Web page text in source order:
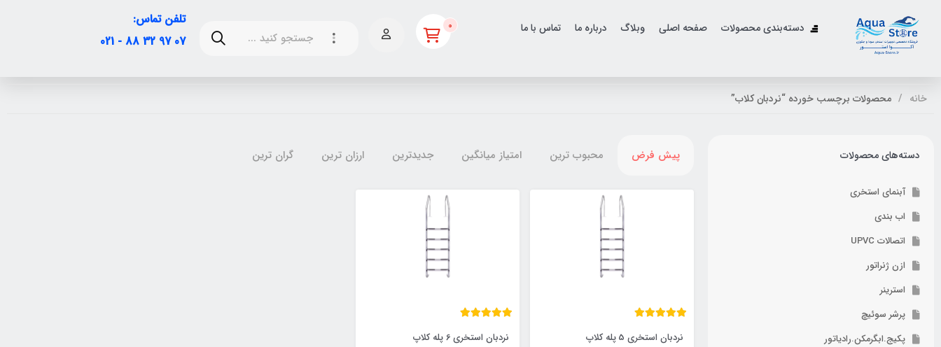
دسته‌بندی محصولات صفحه اصلی وبلاگ درباره ما تماس با ما 0
تلفن تماس:
07 97 32 88 - 021
خانه محصولات برچسب خورده “نردبان کلاب”
دسته‌های محصولات
آبنمای استخری
اب بندی
اتصالات UPVC
ازن ژنراتور
استرینر
پرشر سوئیچ
پکیج.ابگرمکن.رادیاتور
پیش فرض محبوب ترین امتیاز میانگین جدیدترین ارزان ترین گران ترین
نردبان استخری 5 پله کلاپ نردبان استخری 6 پله کلاپ